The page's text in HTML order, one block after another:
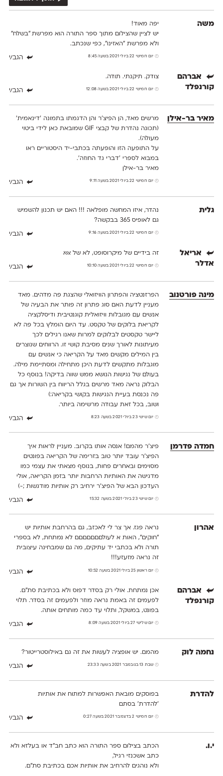
משה
יפה מאוד!
יש לציין שהצילום מתוך ספר התורה הוא מפרשת ״בשלח״
ולא מפרשת ״האזינו״, כפי שנכתב.
יום חמישי 22 ביולי 2021 בשעה 8:45 הגב/י
אברהם
קורנפלד
צודק. תיקנתי. תודה.
יום חמישי 22 ביולי 2021 בשעה 12:08 הגב/י
מאיר בר-אילן
מרשים מאד, הן הפיצ'ר והן הדגמתו בתמונה 'דינאמית'
(תכונה נהדרת של קבצי GIF שמובאת כאן לידי ביטוי
מעולה).
על התופעה הזו והופעתה בכתבי-יד היסטוריים ראו
במבוא לספרי 'דברי גד החוזה'.
מאיר בר-אילן
יום חמישי 22 ביולי 2021 בשעה 9:11 הגב/י
גלית
נהדר, איזו המחשה מופלאה !!! האם יש תכנון להשמיש
גם לאופיס 365 בבקשה?
יום חמישי 22 ביולי 2021 בשעה 9:16 הגב/י
אריאל
אדלר
זה בידיים של מיקרוסופט, לא של אאא
יום חמישי 22 ביולי 2021 בשעה 10:10 הגב/י
מינה פורטנוב
הפרזנטציה והפתרון הוויזואלי שהצגת פה מדהים. מאד
מעניין לדעת האם סוג פתרון זה פותר את הבעיה של
אנשים עם מגובלות וויזואלית קוגנטיבית ודיסלקציה
לקריאת בלוקים של טקסט. עד היום הומלץ בכל פה לא
ליישר טקסטים לבלוקים למרות שאנו רגילים לכך
מעיתונות לאורך שנים מסיבת קושי זו. הרווחים שנוצרים
בין המילים מקשים מאד על הקריאה כי אנשים עם
מוגבלות מתקשים לדעת היכן מתחילה ומסתיימת מילה.
בעולם של נגישות הנושא ממש שווה בדיקה! בנוסף כל
הבלוק נראה מאד מרשים בגלל הריווח בין השורות אך גם
פה נכנסת בעיית הנגישות בקושי בקריאה:)
ושוב, בכל זאת עבודה מרשימה ביותר.
יום שישי 23 ביולי 2021 בשעה 8:23 הגב/י
חמדה פדרמן
פיצ'ר מהמם! אנסה אותו בקרוב. מעניין לראות איך
הפיצ'ר עובד יותר טוב בזרימה של הקריאה בפונטים
מסוימים ובאחרים פחות, בנוסף מצאתי את עצמי כמו
מדגישה את האותיות הרחבות יותר בזמן הקריאה, אולי
העדכון הבא של הפיצ'ר ירחיב רק אותיות מודגשות ;-)
יום שישי 23 ביולי 2021 בשעה 15:32 הגב/י
אהרון
נראה פגז. אך צר לי לאכזב, גם בהרחבת אותיות יש
"חוקים", האות א לעולםםםםםםם לא נמתחת, לא בספרי
תורה ולא בכתבי יד עתיקים, מה גם שמבחינה עיצובית
זה נראה מזעזע!!!
יום ראשון 25 ביולי 2021 בשעה 10:52 הגב/י
אברהם
קורנפלד
אכן נמתחת. אולי רק בסדר דפוס ולא בכתיבת סת״ם.
לפעמים זה באמת נראה מוזר ולפעמים זה בסדר. תלוי
בפונט, במשקל, ותלוי עד כמה מותחים אותה.
יום שלישי 27 ביולי 2021 בשעה 8:09 הגב/י
נחמה לוק מהמם. יש אופציה לעשות את זה גם באילוסטרייטור?
שבת 13 בנובמבר 2021 בשעה 23:33 הגב/י
להדרת
בפוסקים מובאת האפשרות למתוח את אותיות
'להדרת' בסתם
יום חמישי 2 בדצמבר 2021 בשעה 0:27 הגב/י
י.ו.
הכתב בצילום ספר התורה הוא כתב חב"ד או בעלזא ולא
כתב אשכנזי רגיל,
ולא נוהגים להרחיב את אותיות אכם בכתיבת סת"ם.